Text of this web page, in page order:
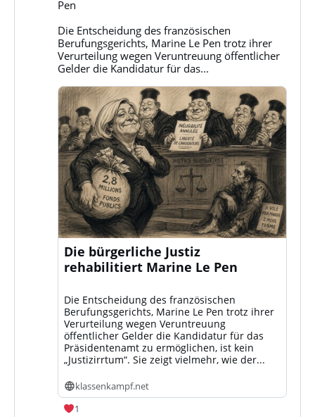
Bluesky
ansehen
Pen
Die Entscheidung des französischen
Berufungsgerichts, Marine Le Pen trotz ihrer
Verurteilung wegen Veruntreuung öffentlicher
Gelder die Kandidatur für das...
Die bürgerliche Justiz
rehabilitiert Marine Le Pen
Die Entscheidung des französischen
Berufungsgerichts, Marine Le Pen trotz ihrer
Verurteilung wegen Veruntreuung
öffentlicher Gelder die Kandidatur für das
Präsidentenamt zu ermöglichen, ist kein
„Justizirrtum“. Sie zeigt vielmehr, wie der...
klassenkampf.net
1